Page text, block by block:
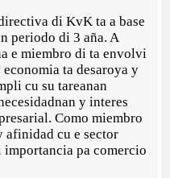
di KvK ta a base
periodo di 3 aña. A
e miembro di ta envolvi
ta desaroya y
cu su tareanan
y interes
Como miembro
cu e sector
pa comercio